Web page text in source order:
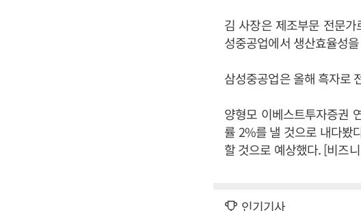
김 사장은 제조부문 전문
성중공업에서 생산효율성
삼성중공업은 올해 흑자로
양형모 이베스트투자증권
률 2%를 낼 것으로 내다봤
할 것으로 예상했다. [비즈
인기기사